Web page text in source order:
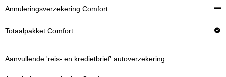
Aanvullende 'reis- en kredietbrief' autoverzekering